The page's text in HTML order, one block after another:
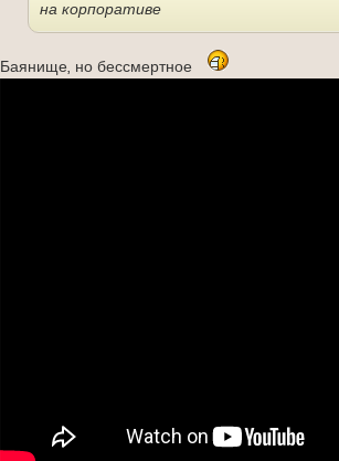
на корпоративе
Баянище, но бессмертное